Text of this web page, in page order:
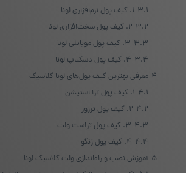
3.1 ۱. کیف پول نرم‌افزاری لونا
3.2 ۲. کیف پول سخت‌افزاری لونا
3.3 ۳. کیف پول موبایلی لونا
3.4 ۴. کیف پول دسکتاپ لونا
4 معرفی بهترین کیف پول‌های لونا کلاسیک
4.1 ۱. کیف پول ترا استیشن
4.2 ۲. کیف پول ترزور
4.3 ۳. کیف پول تراست ولت
4.4 ۴. کیف پول زنگو
5 آموزش نصب و راه‌اندازی ولت کلاسیک لونا